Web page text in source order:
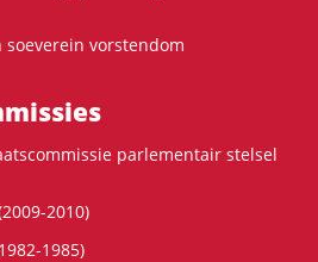
soeverein vorstendom
parlementair stelsel
2010)
1985)